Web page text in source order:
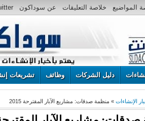
المواضيع خلاصة التعليقات عن سوداكون
دليل الشركات وظائف تشريعات
الإنشاءات » منظمة صدقات: مشاريع الآبار المقترحة 2015